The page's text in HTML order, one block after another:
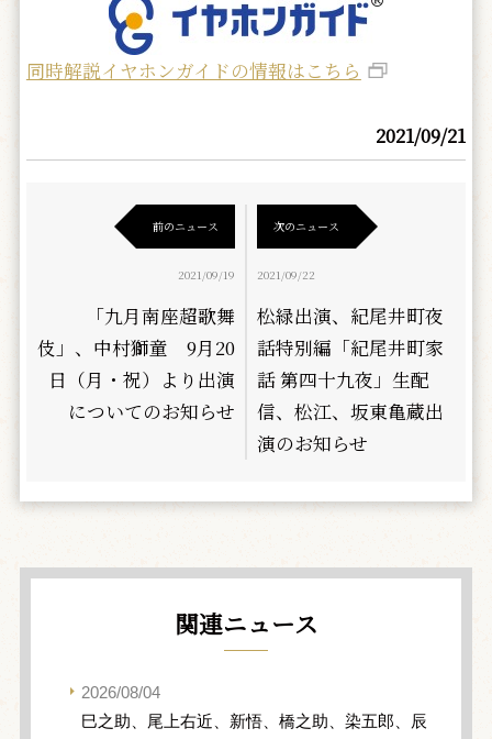
同時解説イヤホンガイドの情報はこちら
2021/09/21
前のニュース
2021/09/19
「九月南座超歌舞
伎」、中村獅童 9月20
日（月・祝）より出演
についてのお知らせ
次のニュース
2021/09/22
松緑出演、紀尾井町夜
話特別編「紀尾井町家
話 第四十九夜」生配
信、松江、坂東亀蔵出
演のお知らせ
関連ニュース
2026/08/04
巳之助、尾上右近、新悟、橋之助、染五郎、辰